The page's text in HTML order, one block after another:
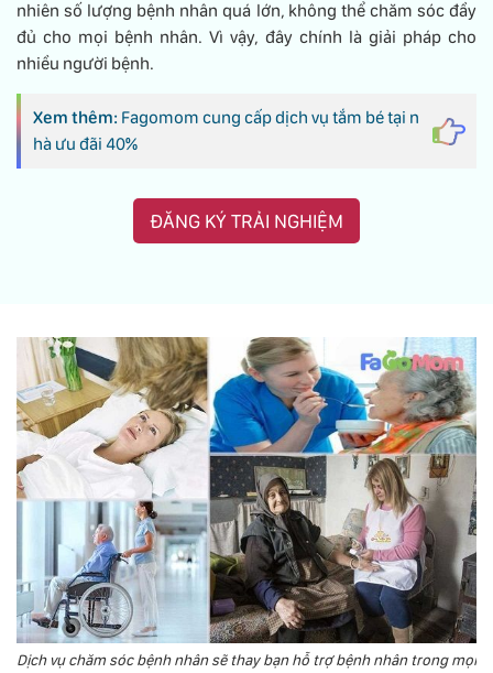
nhiên số lượng bệnh nhân quá lớn, không thể chăm sóc đầy
đủ cho mọi bệnh nhân. Vì vậy, đây chính là giải pháp cho
nhiều người bệnh.
Xem thêm: Fagomom cung cấp dịch vụ tắm bé tại n
hà ưu đãi 40%
ĐĂNG KÝ TRẢI NGHIỆM
Dịch vụ chăm sóc bệnh nhân sẽ thay bạn hỗ trợ bệnh nhân trong mọi